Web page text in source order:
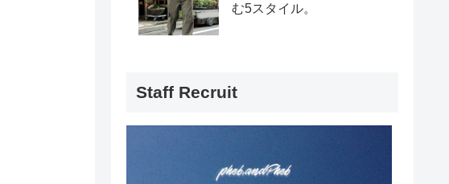
む5スタイル。
Staff Recruit